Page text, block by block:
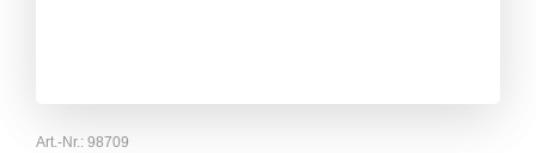
Art.-Nr.: 98709